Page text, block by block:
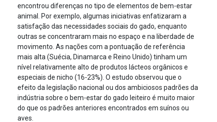
encontrou diferenças no tipo de elementos de bem-estar
animal. Por exemplo, algumas iniciativas enfatizaram a
satisfação das necessidades sociais do gado, enquanto
outras se concentraram mais no espaço e na liberdade de
movimento. As nações com a pontuação de referência
mais alta (Suécia, Dinamarca e Reino Unido) tinham um
nível relativamente alto de produtos lácteos orgânicos e
especiais de nicho (16-23%). O estudo observou que o
efeito da legislação nacional ou dos ambiciosos padrões da
indústria sobre o bem-estar do gado leiteiro é muito maior
do que os padrões anteriores encontrados em suínos ou
aves.